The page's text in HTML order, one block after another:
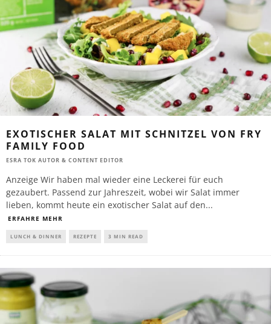
EXOTISCHER SALAT MIT SCHNITZEL VON FRY
FAMILY FOOD
ESRA TOK AUTOR & CONTENT EDITOR
Anzeige Wir haben mal wieder eine Leckerei für euch
gezaubert. Passend zur Jahreszeit, wobei wir Salat immer
lieben, kommt heute ein exotischer Salat auf den...
ERFAHRE MEHR
LUNCH & DINNER REZEPTE 3 MIN READ